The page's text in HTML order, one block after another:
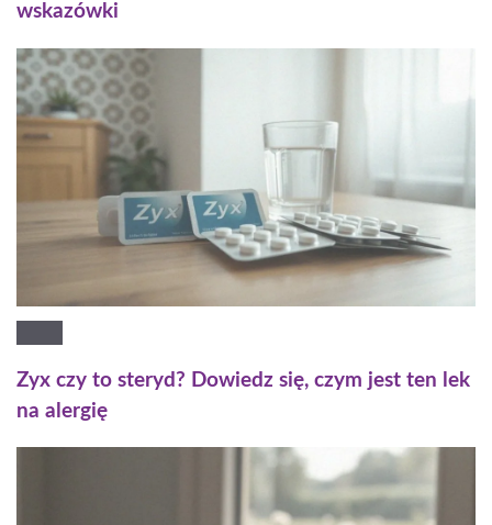
wskazówki
Zyx czy to steryd? Dowiedz się, czym jest ten lek
na alergię